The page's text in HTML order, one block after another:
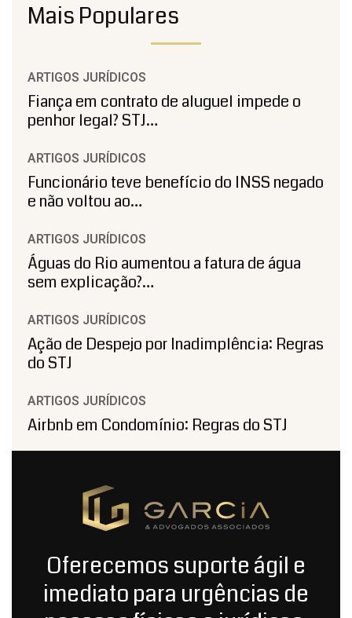
Mais Populares
ARTIGOS JURÍDICOS
Fiança em contrato de aluguel impede o
penhor legal? STJ…
ARTIGOS JURÍDICOS
Funcionário teve benefício do INSS negado
e não voltou ao…
ARTIGOS JURÍDICOS
Águas do Rio aumentou a fatura de água
sem explicação?…
ARTIGOS JURÍDICOS
Ação de Despejo por Inadimplência: Regras
do STJ
ARTIGOS JURÍDICOS
Airbnb em Condomínio: Regras do STJ
Oferecemos suporte ágil e
imediato para urgências de